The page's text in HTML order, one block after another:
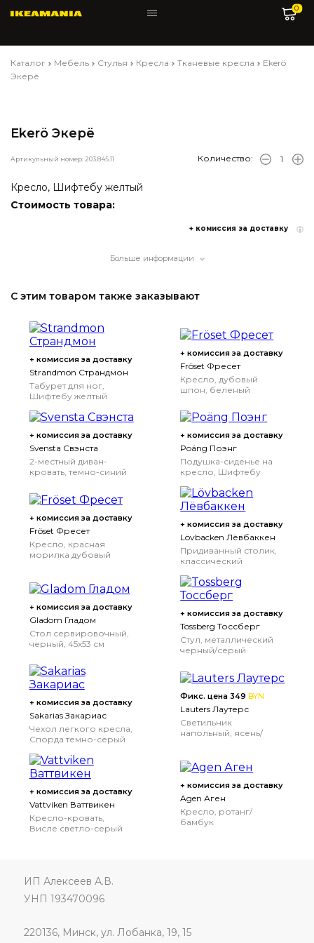
0
Каталог Мебель Стулья Кресла Тканевые кресла
Ekerö
Экерё
Ekerö Экерё
Артикульный номер: 203.845.11 Количество:
Кресло, Шифтебу желтый
Стоимость товара:
+ комиссия за доставку
Больше информации
С этим товаром также заказывают
+ комиссия за доставку
Strandmon Страндмон
Табурет для ног,
Шифтебу желтый
+ комиссия за доставку
Fröset Фресет
Кресло, дубовый
шпон, беленый
+ комиссия за доставку
Svensta Свэнста
2-местный диван-
кровать, темно-синий
+ комиссия за доставку
Poäng Поэнг
Подушка-сиденье на
кресло, Шифтебу
+ комиссия за доставку
Fröset Фресет
Кресло, красная
морилка дубовый
+ комиссия за доставку
Lövbacken Лёвбаккен
Придиванный столик,
классический
+ комиссия за доставку
Gladom Гладом
Стол сервировочный,
черный, 45x53 см
+ комиссия за доставку
Tossberg Тоссберг
Стул, металлический
черный/серый
+ комиссия за доставку
Sakarias Закариас
Чехол легкого кресла,
Спорда темно-серый
Фикс. цена 349BYN
Lauters Лаутерс
Светильник
напольный, ясень/
+ комиссия за доставку
Vattviken Ваттвикен
Кресло-кровать,
Висле светло-серый
+ комиссия за доставку
Agen Аген
Кресло, ротанг/
бамбук
ИП Алексеев А.В.
УНП 193470096
220136, Минск, ул. Лобанка, 19, 15